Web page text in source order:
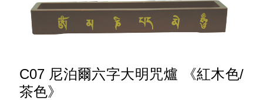
C07 尼泊爾六字大明咒爐 《紅木色/
茶色》